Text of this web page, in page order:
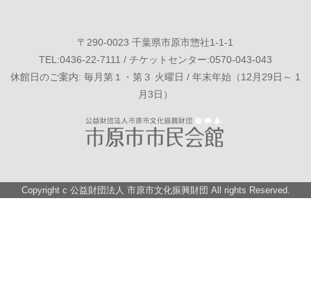
〒290-0023 千葉県市原市惣社1-1-1
TEL:0436-22-7111 / チケットセンター:0570-043-043
休館日のご案内: 毎月第１・第３ 火曜日 / 年末年始（12月29日～ 1
月3日）
Copyright c 公益財団法人 市原市文化振興財団 All rights Reserved.